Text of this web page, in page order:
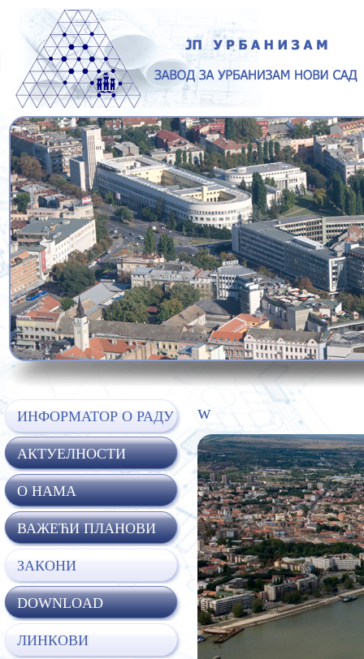
w
ИНФОРМАТОР О РАДУ
АКТУЕЛНОСТИ
O НАМА
ВАЖЕЋИ ПЛАНОВИ
ЗАКОНИ
DOWNLOAD
ЛИНКОВИ